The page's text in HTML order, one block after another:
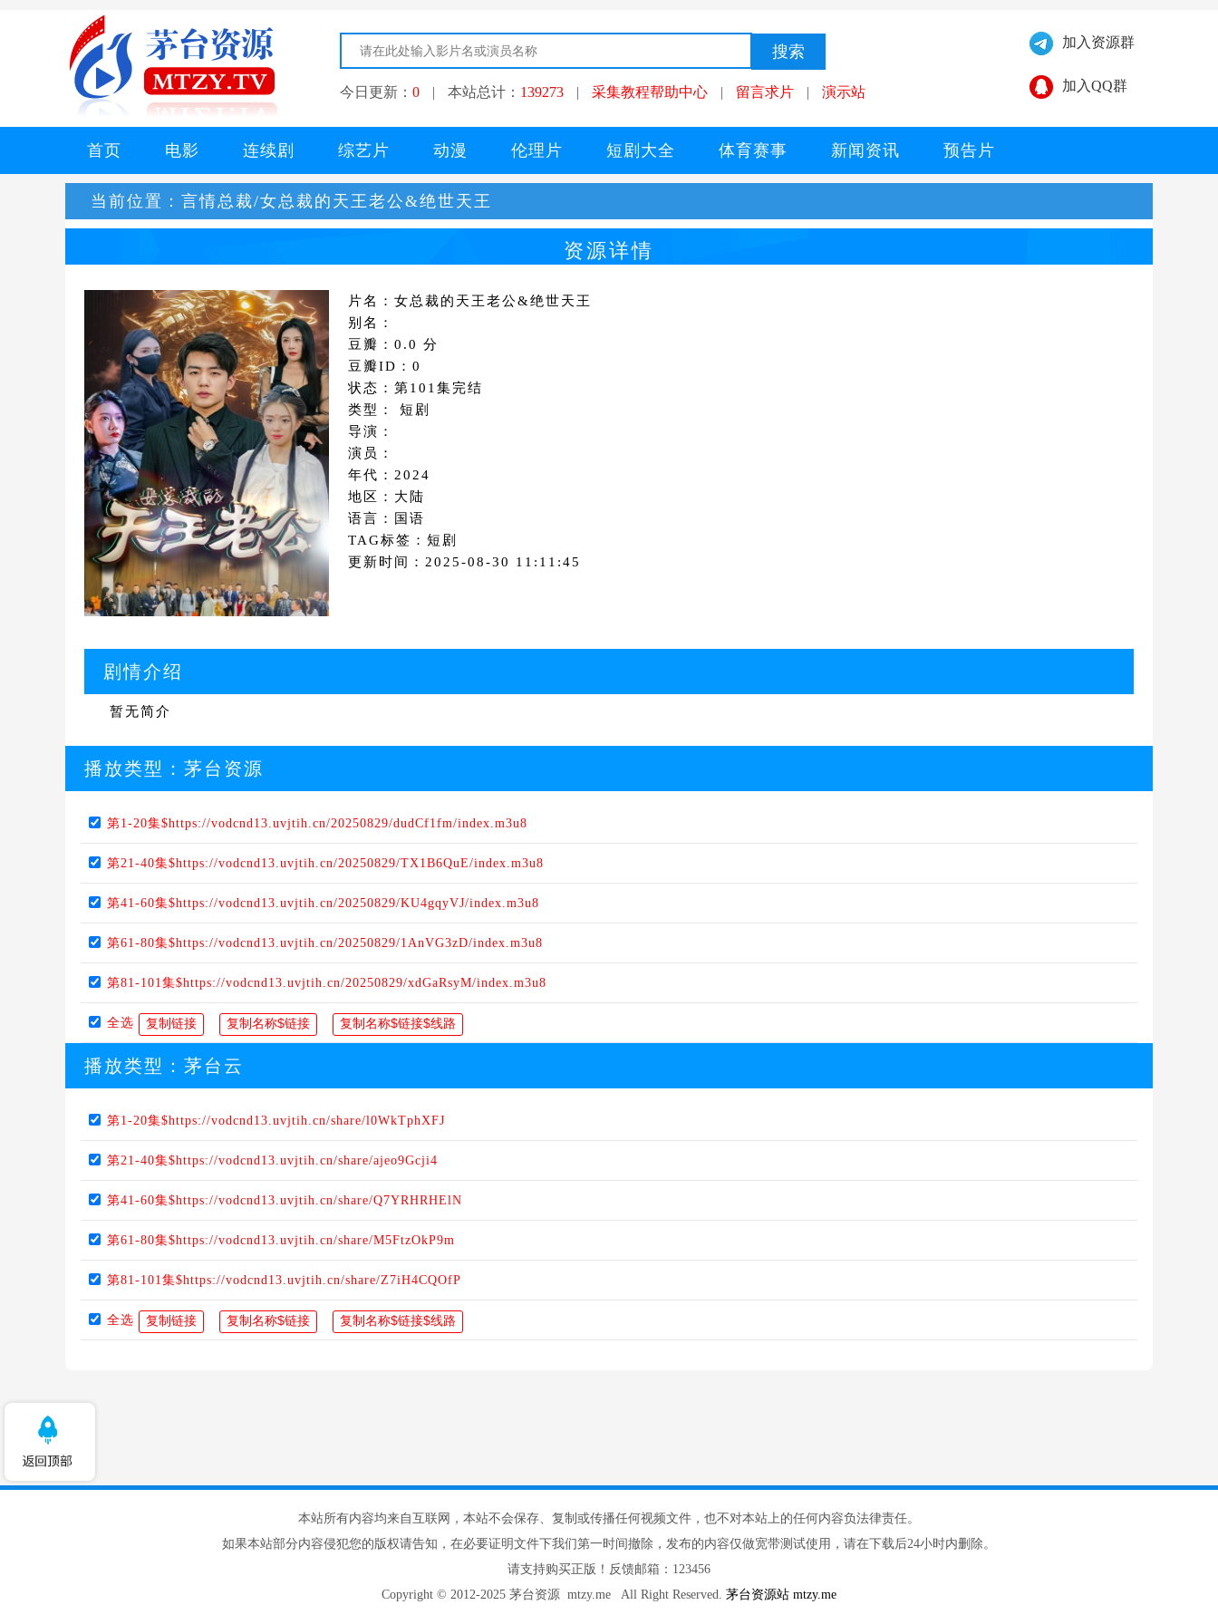
今日更新： 0 | 本站总计： 139273 | 采集教程帮助中心 | 留言求片 | 演示站
加入资源群
加入QQ群
首页 电影 连续剧 综艺片 动漫 伦理片 短剧大全 体育赛事 新闻资讯 预告片
当前位置： 言情总裁/女总裁的天王老公&绝世天王
资源详情
片名：女总裁的天王老公&绝世天王
别名：
豆瓣：0.0 分
豆瓣ID：0
状态：第101集完结
类型： 短剧
导演：
演员：
年代：2024
地区：大陆
语言：国语
TAG标签：短剧
更新时间：2025-08-30 11:11:45
剧情介绍
暂无简介
播放类型： 茅台资源
第1-20集$https://vodcnd13.uvjtih.cn/20250829/dudCf1fm/index.m3u8
第21-40集$https://vodcnd13.uvjtih.cn/20250829/TX1B6QuE/index.m3u8
第41-60集$https://vodcnd13.uvjtih.cn/20250829/KU4gqyVJ/index.m3u8
第61-80集$https://vodcnd13.uvjtih.cn/20250829/1AnVG3zD/index.m3u8
第81-101集$https://vodcnd13.uvjtih.cn/20250829/xdGaRsyM/index.m3u8
全选
播放类型： 茅台云
第1-20集$https://vodcnd13.uvjtih.cn/share/l0WkTphXFJ
第21-40集$https://vodcnd13.uvjtih.cn/share/ajeo9Gcji4
第41-60集$https://vodcnd13.uvjtih.cn/share/Q7YRHRHElN
第61-80集$https://vodcnd13.uvjtih.cn/share/M5FtzOkP9m
第81-101集$https://vodcnd13.uvjtih.cn/share/Z7iH4CQOfP
全选
本站所有内容均来自互联网，本站不会保存、复制或传播任何视频文件，也不对本站上的任何内容负法律责任。
如果本站部分内容侵犯您的版权请告知，在必要证明文件下我们第一时间撤除，发布的内容仅做宽带测试使用，请在下载后24小时内删除。
请支持购买正版！反馈邮箱：123456
Copyright © 2012-2025 茅台资源 mtzy.me All Right Reserved. 茅台资源站 mtzy.me